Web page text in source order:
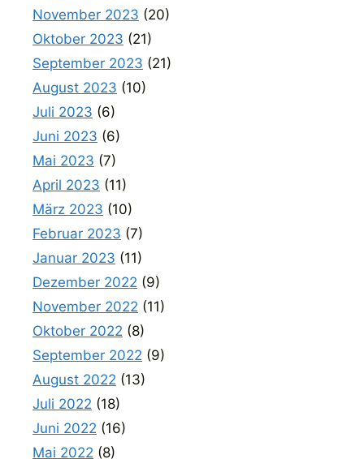
November 2023 (20)
Oktober 2023 (21)
September 2023 (21)
August 2023 (10)
Juli 2023 (6)
Juni 2023 (6)
Mai 2023 (7)
April 2023 (11)
März 2023 (10)
Februar 2023 (7)
Januar 2023 (11)
Dezember 2022 (9)
November 2022 (11)
Oktober 2022 (8)
September 2022 (9)
August 2022 (13)
Juli 2022 (18)
Juni 2022 (16)
Mai 2022 (8)